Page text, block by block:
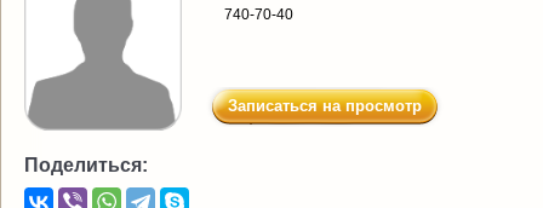
740-70-40
Записаться на просмотр
Поделиться: